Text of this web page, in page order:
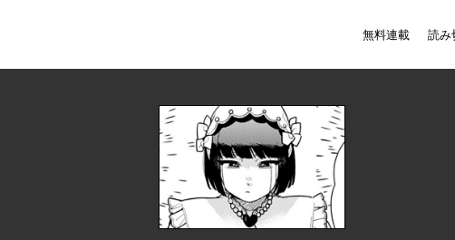
無料連載 読み